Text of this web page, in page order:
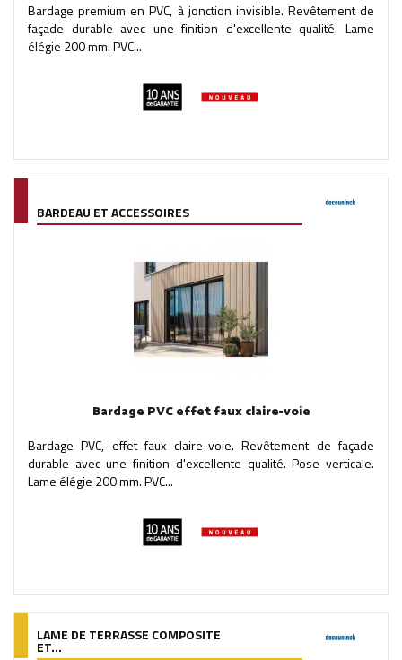
Bardage premium en PVC, à jonction invisible. Revêtement de
façade durable avec une finition d'excellente qualité. Lame
élégie 200 mm. PVC...
BARDEAU ET ACCESSOIRES
Bardage PVC effet faux claire-voie
Bardage PVC, effet faux claire-voie. Revêtement de façade
durable avec une finition d'excellente qualité. Pose verticale.
Lame élégie 200 mm. PVC...
LAME DE TERRASSE COMPOSITE
ET...